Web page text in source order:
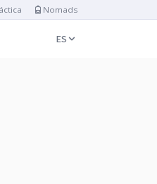
Nomads
ES